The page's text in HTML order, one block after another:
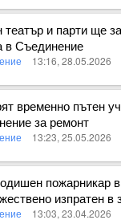
театър и парти ще
в Съединение
13:16, 28.05.2026
временно пътен
за ремонт
13:23, 25.05.2026
пожарникар
изпратен в
13:03, 23.04.2026